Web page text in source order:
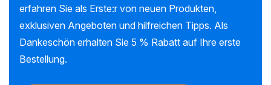
erfahren Sie als Erste:r von neuen Produkten,
exklusiven Angeboten und hilfreichen Tipps. Als
Dankeschön erhalten Sie 5 % Rabatt auf Ihre erste
Bestellung.